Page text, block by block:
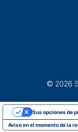
© 2026
Aviso en el momento de la
Sus opciones de